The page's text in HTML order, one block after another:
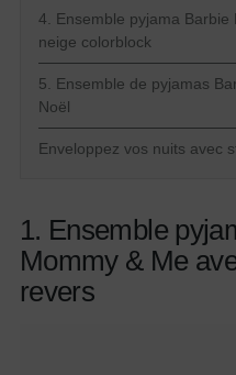
4. Ensemble pyjama
neige colorblock
5. Ensemble de pyjamas
Noël
Enveloppez vos nuits avec
1. Ensemble
Mommy & Me
revers